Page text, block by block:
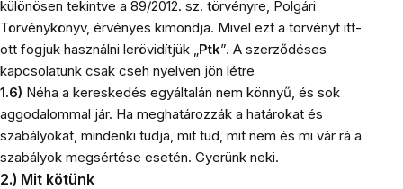
különösen tekintve a 89/2012. sz. törvényre, Polgári
Törvénykönyv, érvényes kimondja. Mivel ezt a torvényt itt-
ott fogjuk használni lerövidítjük „Ptk”. A szerződéses
kapcsolatunk csak cseh nyelven jön létre
1.6) Néha a kereskedés egyáltalán nem könnyű, és sok
aggodalommal jár. Ha meghatározzák a határokat és
szabályokat, mindenki tudja, mit tud, mit nem és mi vár rá a
szabályok megsértése esetén. Gyerünk neki.
2.) Mit kötünk